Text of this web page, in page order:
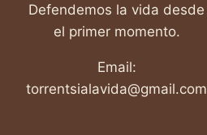
Defendemos la vida desde
el primer momento.
Email:
torrentsialavida@gmail.com